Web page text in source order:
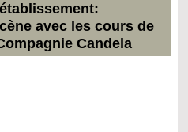
avec les cours de
Candela